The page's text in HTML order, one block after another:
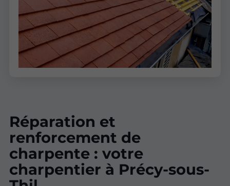
Réparation et
renforcement de
charpente : votre
charpentier à Précy-sous-